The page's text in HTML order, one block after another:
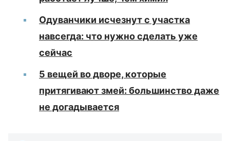
Одуванчики исчезнут с участка
навсегда: что нужно сделать уже
сейчас
5 вещей во дворе, которые
притягивают змей: большинство даже
не догадывается